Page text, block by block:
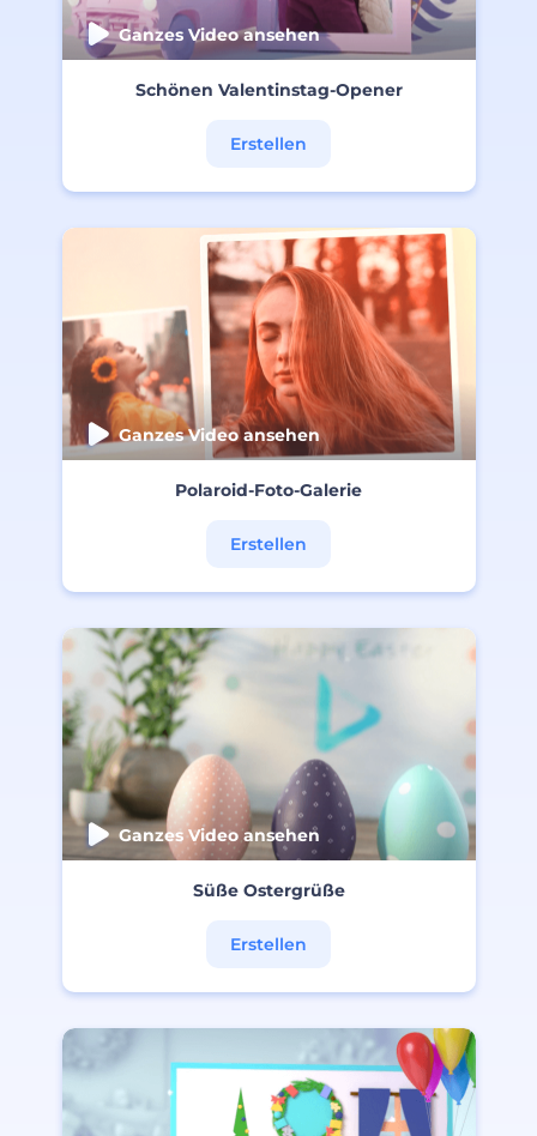
Ganzes Video ansehen
Schönen Valentinstag-Opener
Erstellen
Ganzes Video ansehen
Polaroid-Foto-Galerie
Erstellen
Ganzes Video ansehen
Süße Ostergrüße
Erstellen